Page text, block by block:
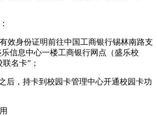
效身份证明前往中国工商银行锡林南路支
信息中心一楼工商银行网点（盛乐校
名卡”；
后，持卡到校园卡管理中心开通校园卡功